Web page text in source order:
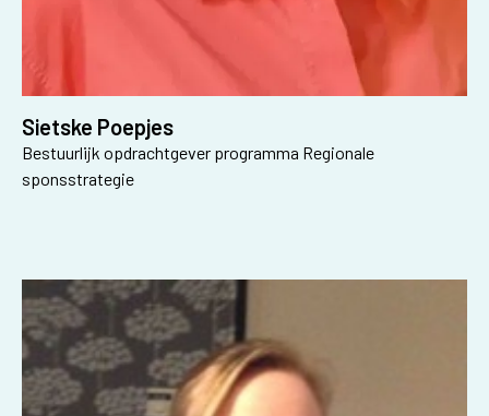
Sietske Poepjes
Bestuurlijk opdrachtgever programma Regionale
sponsstrategie